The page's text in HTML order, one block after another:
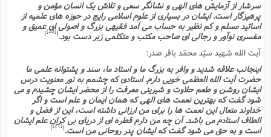
سرشار از آزمایش هاى الهى و نشانگر سعى و تلاش یک انسان مؤمن و
پرهیزگار است. ایشان در بسیارى از علوم اسلامى رایج در حوزه هاى علمیه از
اساتید مسلم و کم نظیر به حساب مى آمد فقیهى بزرگ و اصولى اى عمیق و
مفسرى نوآور و رجالى اى صاحب مکتب و متکلمى زبر دست بود.(
[20]
)
آیت الله شهید سیّد محمّد باقر صدر:
اینجانب علاقه شدید و وافر به بزرگ ما و استاد ما، سند و پشتوانه علمى ما
حضرت آیت الله العظمى خویى دارم. استادى که چشمم به نور معنویت درس
ایشان روشن و طعم حلاوت و شیرینى معرفت را از محضر ایشان چشیدم و مى
شود گفت که بهترین نعمت هاى الهى که همان ایمان و علم است و اگر
خداوند متعال این نعمت ها را براى من ارزانى داشته است، این از فضل و
الطاف استادم مى باشد. آن چه من دارم قطره اى از دریاى بى کران علم ایشان
است و به حق مى شود گفت که ایشان پدر روحانى من است.(
[21]
)